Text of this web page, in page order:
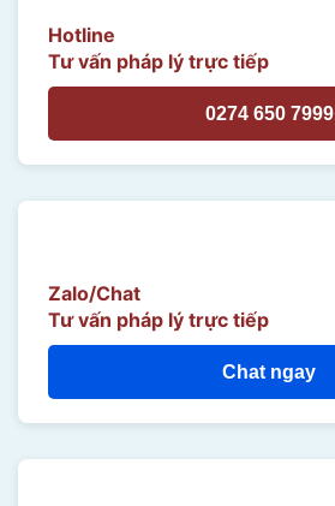
Hotline
Tư vấn pháp lý trực tiếp
0274 650 7999
Zalo/Chat
Tư vấn pháp lý trực tiếp
Chat ngay